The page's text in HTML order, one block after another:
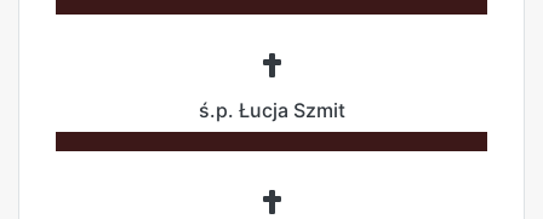
ś.p. Łucja Szmit